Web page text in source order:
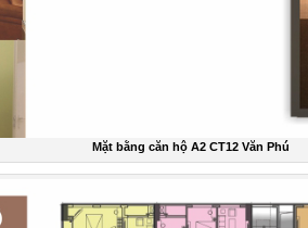
Mặt bằng căn hộ A2 CT12 Văn Phú